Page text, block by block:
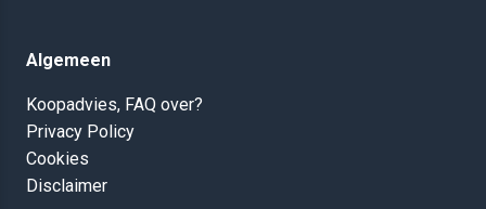
Algemeen
Koopadvies, FAQ over?
Privacy Policy
Cookies
Disclaimer